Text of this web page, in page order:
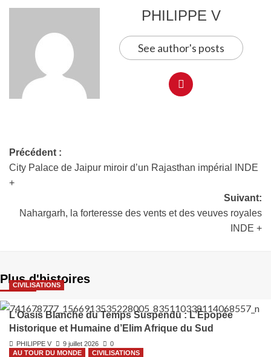
PHILIPPE V
See author's posts
Précédent :
City Palace de Jaipur miroir d’un Rajasthan impérial INDE
+
Suivant:
Nahargarh, la forteresse des vents et des veuves royales
INDE +
Plus d'histoires
CIVILISATIONS
L’Oasis Blanche du Temps Suspendu : L’Épopée
Historique et Humaine d’Elim Afrique du Sud
PHILIPPE V 9 juillet 2026
0
AU TOUR DU MONDE
CIVILISATIONS